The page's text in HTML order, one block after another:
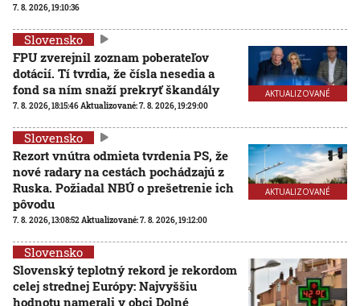
7. 8. 2026, 19:10:36
AKTUALIZOVANÉ
Slovensko
FPU zverejnil zoznam poberateľov
dotácií. Tí tvrdia, že čísla nesedia a
fond sa ním snaží prekryť škandály
7. 8. 2026, 18:15:46 Aktualizované:7. 8. 2026, 19:29:00
AKTUALIZOVANÉ
Slovensko
Rezort vnútra odmieta tvrdenia PS, že
nové radary na cestách pochádzajú z
Ruska. Požiadal NBÚ o prešetrenie ich
pôvodu
7. 8. 2026, 13:08:52 Aktualizované:7. 8. 2026, 19:12:00
Slovensko
Slovenský teplotný rekord je rekordom
celej strednej Európy: Najvyššiu
hodnotu namerali v obci Dolné